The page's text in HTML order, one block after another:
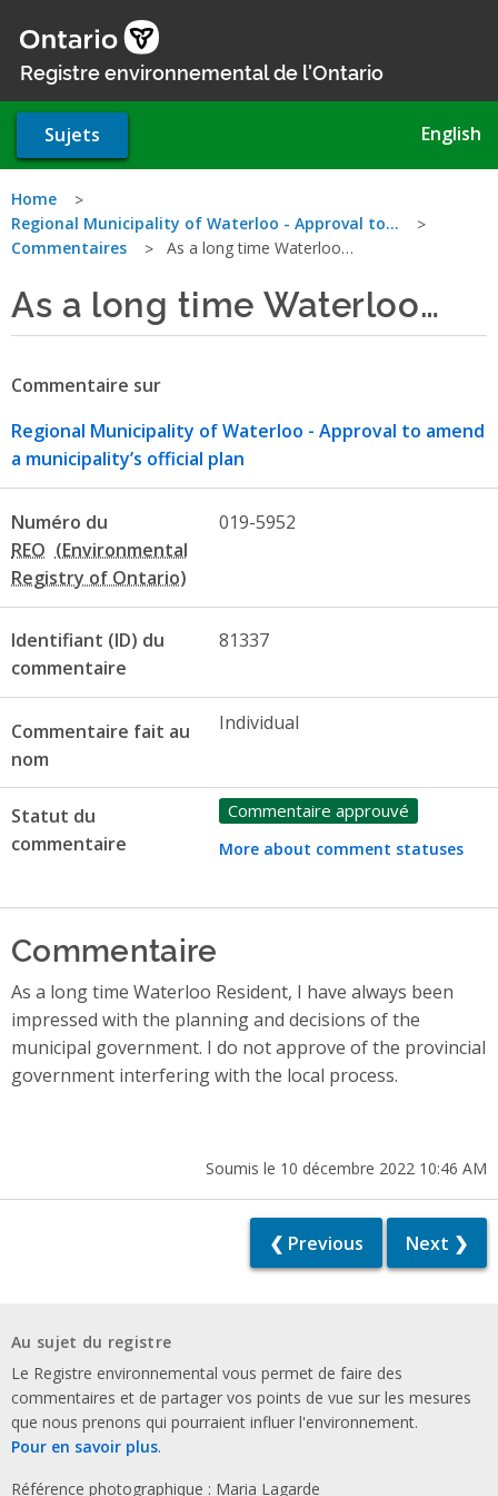
au
contenu
Registre environnemental de l'Ontario
Sujets English
Vous
êtes
ici
Home
Regional Municipality of Waterloo - Approval to…
Commentaires
As a long time Waterloo…
As a long time Waterloo…
Commentaire sur
Regional Municipality of Waterloo - Approval to amend
a municipality’s official plan
Numéro du
REO
019-5952
Identifiant (ID) du
commentaire
81337
Commentaire fait au
nom
Individual
Statut du
commentaire
Commentaire approuvé
More about comment statuses
Commentaire
As a long time Waterloo Resident, I have always been
impressed with the planning and decisions of the
municipal government. I do not approve of the provincial
government interfering with the local process.
Soumis le 10 décembre 2022 10:46 AM
❮ Previous Next ❯
Au sujet du registre
Le Registre environnemental vous permet de faire des
commentaires et de partager vos points de vue sur les mesures
que nous prenons qui pourraient influer l'environnement.
Pour en savoir plus.
Référence photographique : Maria Lagarde